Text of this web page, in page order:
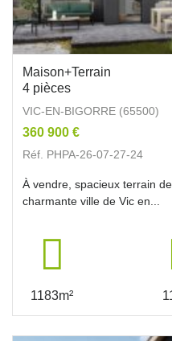
Maison+Terrain
4 pièces
VIC-EN-BIGORRE (65500)
360 900 €
Réf. PHPA-26-07-27-24
À vendre, spacieux terrain
charmante ville de Vic en...
1183m²